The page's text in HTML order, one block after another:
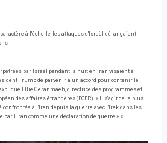
à l'échelle, les attaques d'Israël dérangaient
par Israël pendant la nuit en Iran visaient à
Trump de parvenir à un accord pour contenir le
Ellie Geranmaeh, directrice des programmes et
des affaires étrangères (ECFR). « Il s'agit de la plus
à l'Iran depuis la guerre avec l'Irak dans les
par l'Iran comme une déclaration de guerre », «